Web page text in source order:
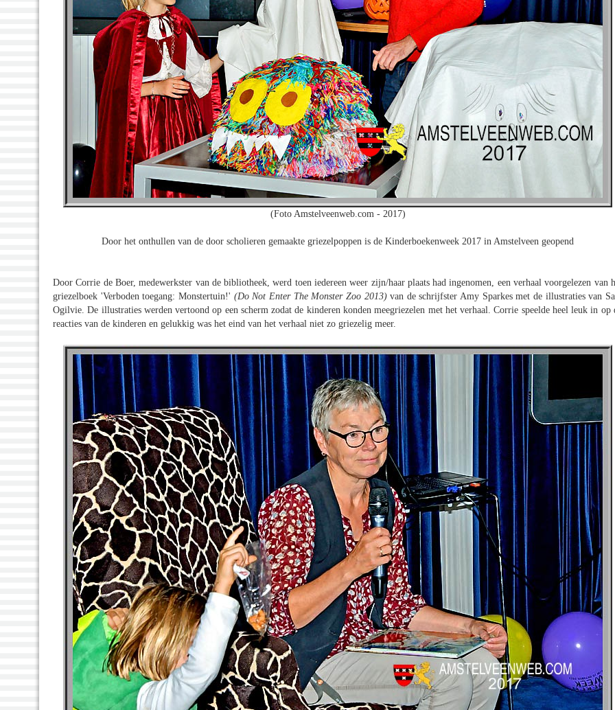
(Foto Amstelveenweb.com - 2017)
Door het onthullen van de door scholieren gemaakte griezelpoppen is de Kinderboekenweek 2017 in Amstelveen geopend
Door Corrie de Boer, medewerkster van de bibliotheek, werd toen iedereen weer zijn/haar plaats had ingenomen, een verhaal voorgelezen van
griezelboek 'Verboden toegang: Monstertuin!' (Do Not Enter The Monster Zoo 2013)van de schrijfster Amy Sparkes met de illustraties van
Ogilvie. De illustraties werden vertoond op een scherm zodat de kinderen konden meegriezelen met het verhaal. Corrie speelde heel leuk in op
reacties van de kinderen en gelukkig was het eind van het verhaal niet zo griezelig meer.